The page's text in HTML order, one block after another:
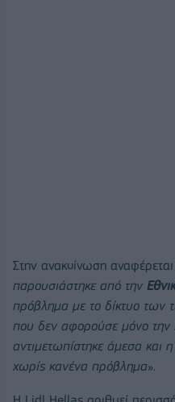
Στην ανακοίνωση αναφέρεται
παρουσιάστηκε από την
πρόβλημα με το δίκτυο των
που δεν αφορούσε μόνο την
αντιμετωπίστηκε άμεσα και
χωρίς κανένα πρόβλημα».